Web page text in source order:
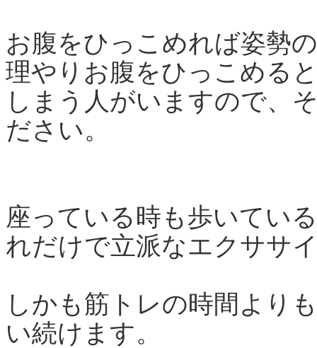
お腹をひっこめれば姿勢
理やりお腹をひっこめる
しまう人がいますので、
ださい。
座っている時も歩いてい
れだけで立派なエクササ
しかも筋トレの時間より
い続けます。